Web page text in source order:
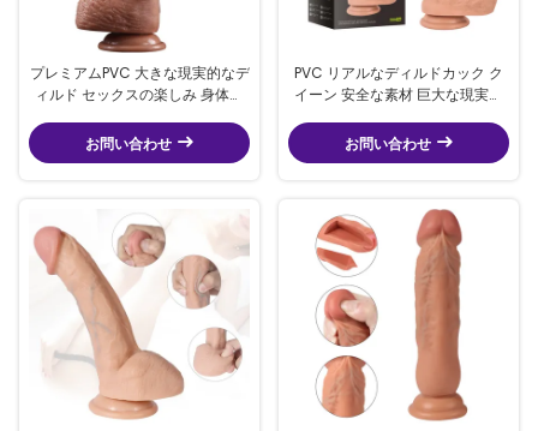
プレミアムPVC 大きな現実的なデ
ィルド セックスの楽しみ 身体安
お問い合わせ
PVC リアルなディルドカック ク
イーン 安全な素材 巨大な現実的
お問い合わせ